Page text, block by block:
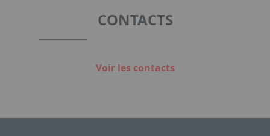
CONTACTS
Voir les contacts